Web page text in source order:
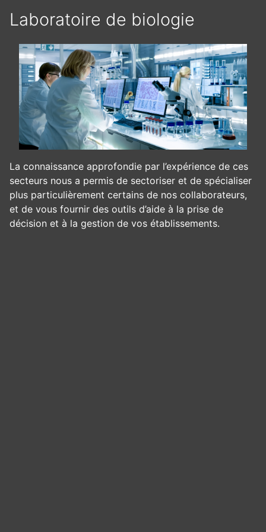
Laboratoire de biologie
La connaissance approfondie par l’expérience de ces
secteurs nous a permis de sectoriser et de spécialiser
plus particulièrement certains de nos collaborateurs,
et de vous fournir des outils d’aide à la prise de
décision et à la gestion de vos établissements.